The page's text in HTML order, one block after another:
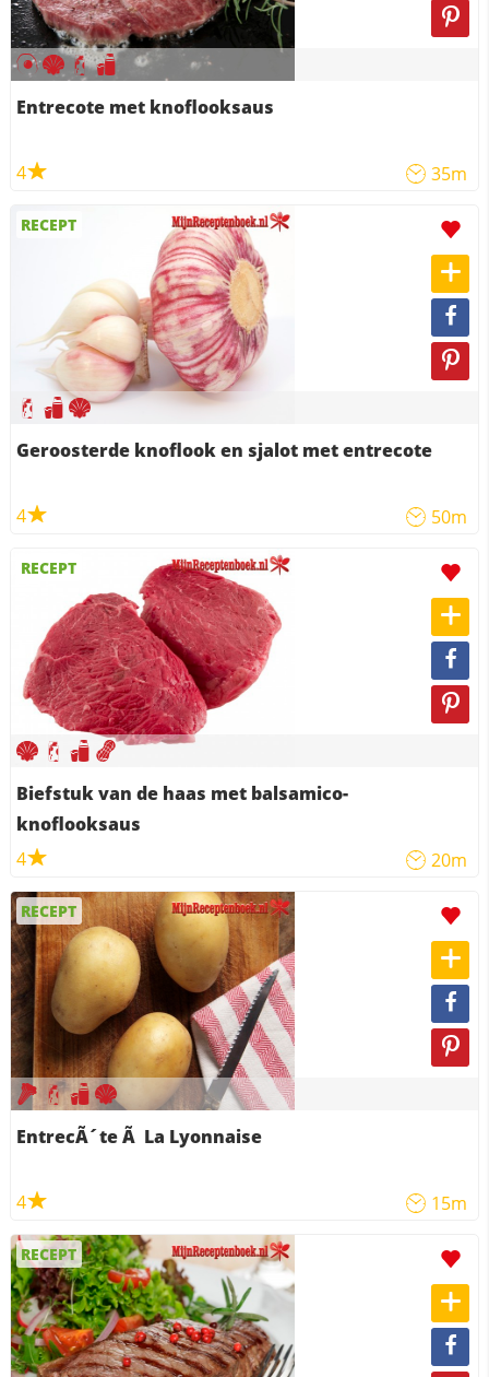
Entrecote met knoflooksaus
4 35m
RECEPT
Geroosterde knoflook en sjalot met entrecote
4 50m
RECEPT
Biefstuk van de haas met balsamico-
knoflooksaus
4
20m
RECEPT
EntrecÃ´te Ã La Lyonnaise
4 15m
RECEPT